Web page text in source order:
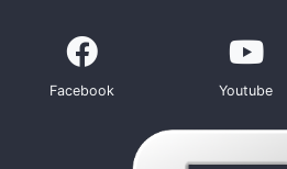
Facebook Youtube